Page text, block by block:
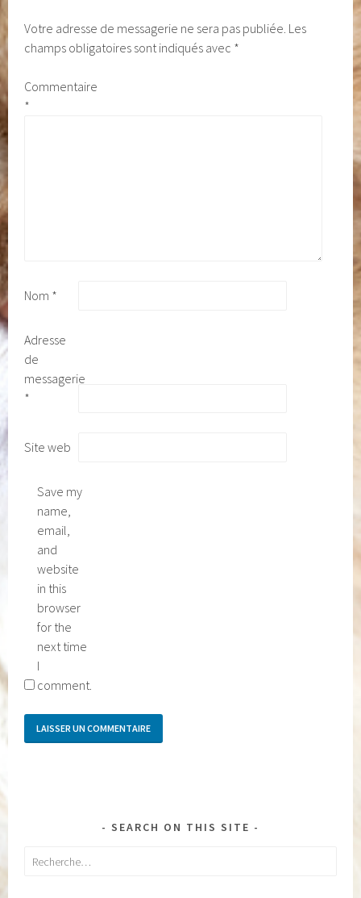
Votre adresse de messagerie ne sera pas publiée. Les
champs obligatoires sont indiqués avec *
Commentaire
*
Nom *
Adresse
de
messagerie
*
Site web
Save my
name,
email,
and
website
in this
browser
for the
next time
I
comment.
SEARCH ON THIS SITE
Rechercher :